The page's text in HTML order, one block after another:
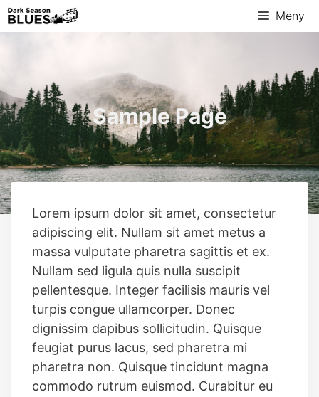
Hopp
til
Meny
Sample Page
Lorem ipsum dolor sit amet, consectetur
adipiscing elit. Nullam sit amet metus a
massa vulputate pharetra sagittis et ex.
Nullam sed ligula quis nulla suscipit
pellentesque. Integer facilisis mauris vel
turpis congue ullamcorper. Donec
dignissim dapibus sollicitudin. Quisque
feugiat purus lacus, sed pharetra mi
pharetra non. Quisque tincidunt magna
commodo rutrum euismod. Curabitur eu